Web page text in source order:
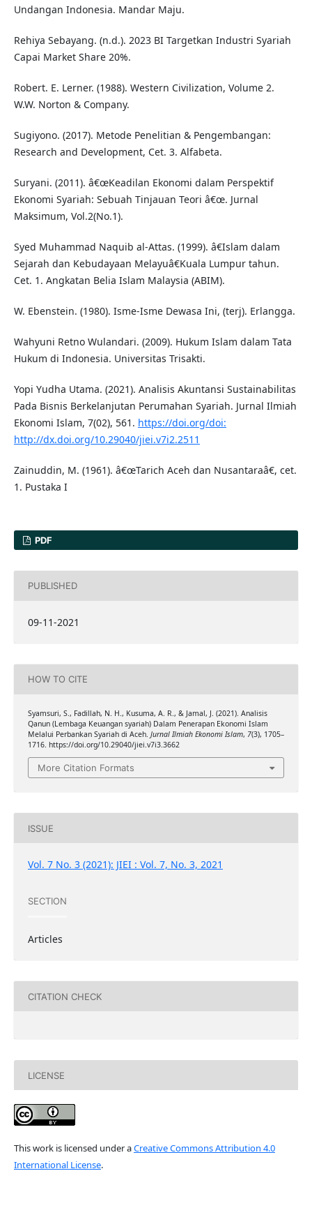
Undangan Indonesia. Mandar Maju.
Rehiya Sebayang. (n.d.). 2023 BI Targetkan Industri Syariah
Capai Market Share 20%.
Robert. E. Lerner. (1988). Western Civilization, Volume 2.
W.W. Norton & Company.
Sugiyono. (2017). Metode Penelitian & Pengembangan:
Research and Development, Cet. 3. Alfabeta.
Suryani. (2011). â€œKeadilan Ekonomi dalam Perspektif
Ekonomi Syariah: Sebuah Tinjauan Teori â€œ. Jurnal
Maksimum, Vol.2(No.1).
Syed Muhammad Naquib al-Attas. (1999). â€Islam dalam
Sejarah dan Kebudayaan Melayuâ€Kuala Lumpur tahun.
Cet. 1. Angkatan Belia Islam Malaysia (ABIM).
W. Ebenstein. (1980). Isme-Isme Dewasa Ini, (terj). Erlangga.
Wahyuni Retno Wulandari. (2009). Hukum Islam dalam Tata
Hukum di Indonesia. Universitas Trisakti.
Yopi Yudha Utama. (2021). Analisis Akuntansi Sustainabilitas
Pada Bisnis Berkelanjutan Perumahan Syariah. Jurnal Ilmiah
Ekonomi Islam, 7(02), 561. https://doi.org/doi:
http://dx.doi.org/10.29040/jiei.v7i2.2511
Zainuddin, M. (1961). â€œTarich Aceh dan Nusantaraâ€, cet.
1. Pustaka I
PDF
PUBLISHED
09-11-2021
HOW TO CITE
Syamsuri, S., Fadillah, N. H., Kusuma, A. R., & Jamal, J. (2021). Analisis
Qanun (Lembaga Keuangan syariah) Dalam Penerapan Ekonomi Islam
Melalui Perbankan Syariah di Aceh. Jurnal Ilmiah Ekonomi Islam, 7(3), 1705–
1716. https://doi.org/10.29040/jiei.v7i3.3662
More Citation Formats
ISSUE
Vol. 7 No. 3 (2021): JIEI : Vol. 7, No. 3, 2021
SECTION
Articles
CITATION CHECK
LICENSE
This work is licensed under aCreative Commons Attribution 4.0
International License.